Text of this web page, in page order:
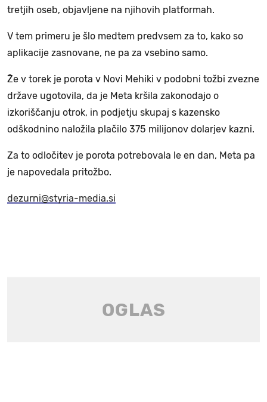
tretjih oseb, objavljene na njihovih platformah.
V tem primeru je šlo medtem predvsem za to, kako so
aplikacije zasnovane, ne pa za vsebino samo.
Že v torek je porota v Novi Mehiki v podobni tožbi zvezne
države ugotovila, da je Meta kršila zakonodajo o
izkoriščanju otrok, in podjetju skupaj s kazensko
odškodnino naložila plačilo 375 milijonov dolarjev kazni.
Za to odločitev je porota potrebovala le en dan, Meta pa
je napovedala pritožbo.
dezurni@styria-media.si